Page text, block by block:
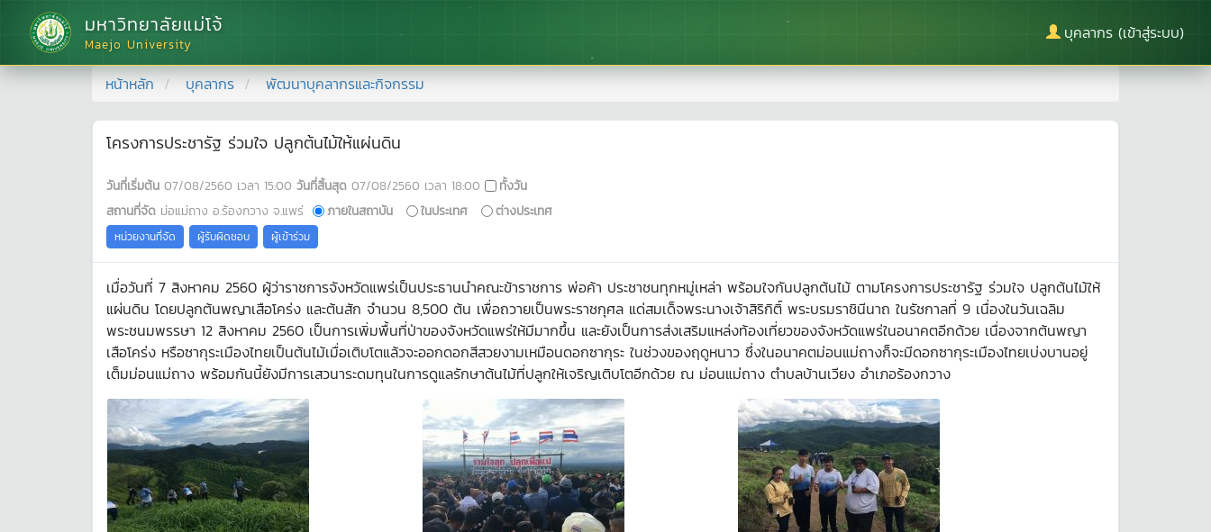
มหาวิทยาลัยแม่โจ้
Maejo University
บุคลากร (เข้าสู่ระบบ)
หน้าหลัก บุคลากร พัฒนาบุคลากรและกิจกรรม
โครงการประชารัฐ ร่วมใจ ปลูกต้นไม้ให้แผ่นดิน
วันที่เริ่มต้น 07/08/2560 เวลา 15:00 วันที่สิ้นสุด 07/08/2560 เวลา 18:00
ทั้งวัน
สถานที่จัด ม่อแม่ถาง อ.ร้องกวาง จ.แพร่ ภายในสถาบัน ในประเทศ ต่างประเทศ
หน่วยงานที่จัด ผู้รับผิดชอบ ผู้เข้าร่วม
เมื่อวันที่ 7 สิงหาคม 2560 ผู้ว่าราชการจังหวัดแพร่เป็นประธานนำคณะข้าราชการ พ่อค้า ประชาชนทุกหมู่เหล่า พร้อมใจกันปลูกต้นไม้ ตามโครงการประชารัฐ ร่วมใจ ปลูกต้นไม้ให้
แผ่นดิน โดยปลูกต้นพญาเสือโคร่ง และต้นสัก จำนวน 8,500 ต้น เพื่อถวายเป็นพระราชกุศล แด่สมเด็จพระนางเจ้าสิริกิติ์ พระบรมราชินีนาถ ในรัชกาลที่ 9 เนื่องในวันเฉลิม
พระชนมพรรษา 12 สิงหาคม 2560 เป็นการเพิ่มพื้นที่ป่าของจังหวัดแพร่ให้มีมากขึ้น และยังเป็นการส่งเสริมแหล่งท้องเที่ยวของจังหวัดแพร่ในอนาคตอีกด้วย เนื่องจากต้นพญา
เสือโคร่ง หรือซากุระเมืองไทยเป็นต้นไม้เมื่อเติบโตแล้วจะออกดอกสีสวยงามเหมือนดอกซากุระ ในช่วงของฤดูหนาว ซึ่งในอนาคตม่อนแม่ถางก็จะมีดอกซากุระเมืองไทยเบ่งบานอยู่
เต็มม่อนแม่ถาง พร้อมกันนี้ยังมีการเสวนาระดมทุนในการดูแลรักษาต้นไม้ที่ปลูกให้เจริญเติบโตอีกด้วย ณ ม่อนแม่ถาง ตำบลบ้านเวียง อำเภอร้องกวาง